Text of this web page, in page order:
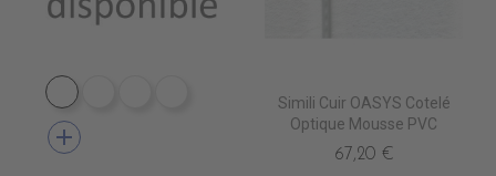
PB9010 BOLD BLANCPB9060 BOLD PERLE
PB4120 BOLD NAVY
add
Simili Cuir OASYS Cotelé
Optique Mousse PVC
67,20 €